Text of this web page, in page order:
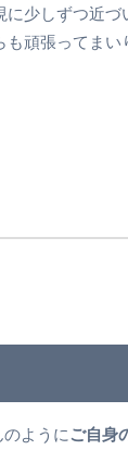
に少しずつ近
も頑張ってま
ようにご自身